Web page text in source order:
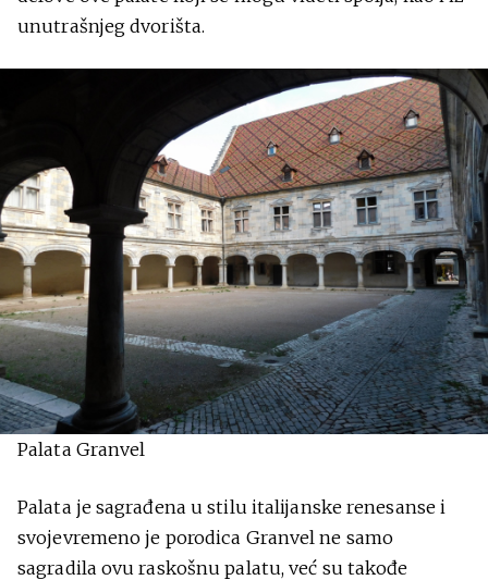
unutrašnjeg dvorišta.
Palata Granvel
Palata je sagrađena u stilu italijanske renesanse i
svojevremeno je porodica Granvel ne samo
sagradila ovu raskošnu palatu, već su takođe